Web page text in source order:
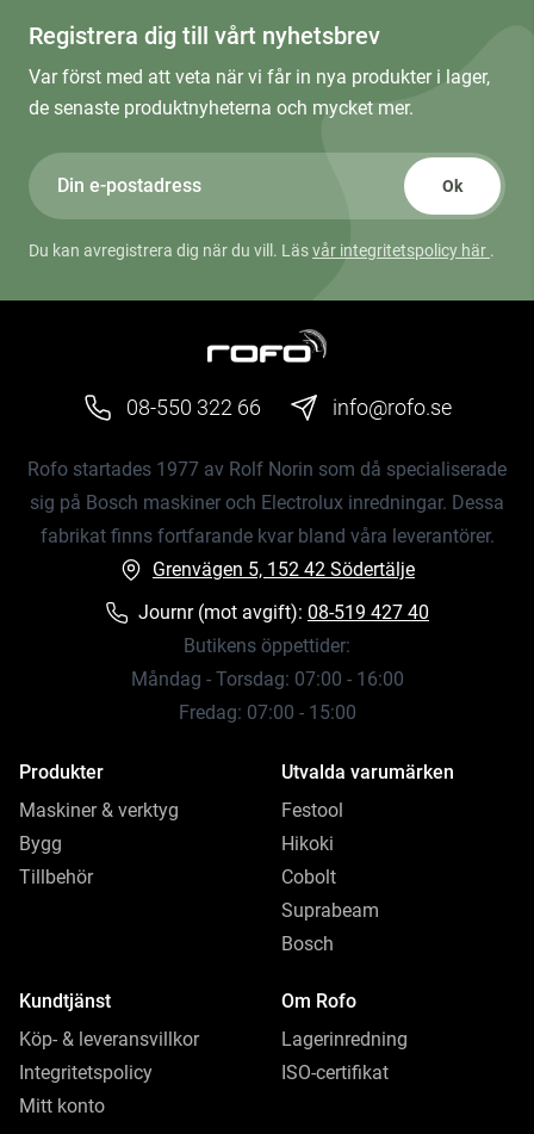
Registrera dig till vårt nyhetsbrev
Var först med att veta när vi får in nya produkter i lager,
de senaste produktnyheterna och mycket mer.
Ok
Du kan avregistrera dig när du vill. Läsvår integritetspolicy här .
08-550 322 66 info@rofo.se
Rofo startades 1977 av Rolf Norin som då specialiserade
sig på Bosch maskiner och Electrolux inredningar. Dessa
fabrikat finns fortfarande kvar bland våra leverantörer.
Grenvägen 5, 152 42 Södertälje
Journr (mot avgift): 08-519 427 40
Butikens öppettider:
Måndag - Torsdag: 07:00 - 16:00
Fredag: 07:00 - 15:00
Produkter
Maskiner & verktyg
Bygg
Tillbehör
Utvalda varumärken
Festool
Hikoki
Cobolt
Suprabeam
Bosch
Kundtjänst
Köp- & leveransvillkor
Integritetspolicy
Mitt konto
Om Rofo
Lagerinredning
ISO-certifikat